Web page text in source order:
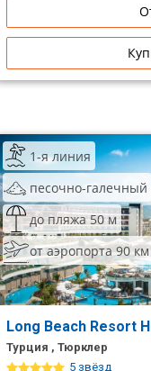
1-я линия
песочно-галечный
до пляжа 50 м
от аэропорта 90 км
Long Beach Resort
Турция , Тюрклер
5 звёзд